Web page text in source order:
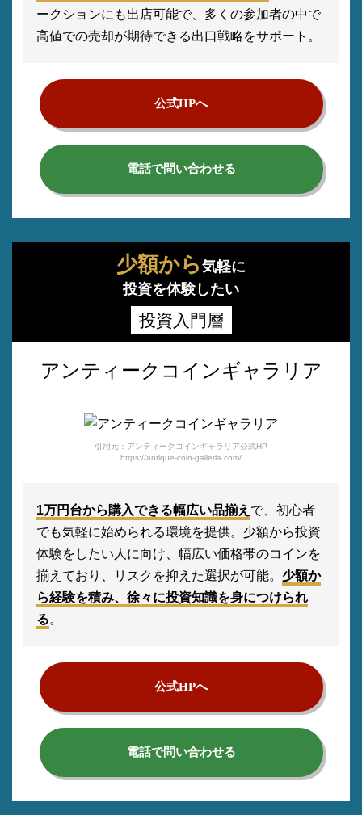
ークションにも出店可能で、多くの参加者の中で
高値での売却が期待できる出口戦略をサポート。
公式HPへ
電話で問い合わせる
少額から 気軽に
投資を体験したい
投資入門層
アンティークコインギャラリア
引用元：アンティークコインギャラリア公式HP
https://antique-coin-galleria.com/
1万円台から購入できる幅広い品揃え で、初心者
でも気軽に始められる環境を提供。少額から投資
体験をしたい人に向け、幅広い価格帯のコインを
揃えており、リスクを抑えた選択が可能。 少額か
ら経験を積み、徐々に投資知識を身につけられ
る。
公式HPへ
電話で問い合わせる